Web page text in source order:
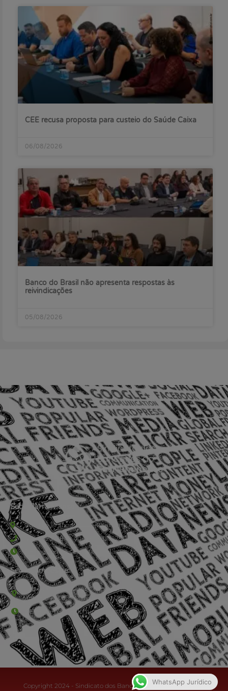
CEE recusa proposta para custeio do Saúde Caixa
06/08/2026
Banco do Brasil não apresenta respostas às
reivindicações
05/08/2026
Sede Barra Mansa
Rua Rio Branco, nº107 (2º andar), Centro - Cep: 27.330-030
(24) 3323-2848 ou (24) 3323-2500
De segunda à sexta-feira , das 9h às 17h.
Sede Campestre:
Estrada Governador Chagas Freitas – 3.780 – Colônia Santo
Antônio – Barra Mansa
De terça-feira a domingo, das 9h às 17h
Copyright 2024 - Sindicato dos Bancários do Sul Fluminense
WhatsApp Jurídico